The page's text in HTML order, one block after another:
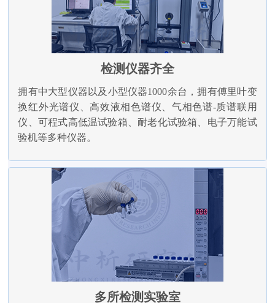
检测仪器齐全
拥有中大型仪器以及小型仪器1000余台，拥有傅里叶变
换红外光谱仪、高效液相色谱仪、气相色谱-质谱联用
仪、可程式高低温试验箱、耐老化试验箱、电子万能试
验机等多种仪器。
多所检测实验室